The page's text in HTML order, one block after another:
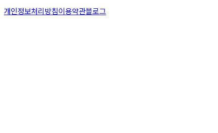
개인정보처리방침이용약관블로그